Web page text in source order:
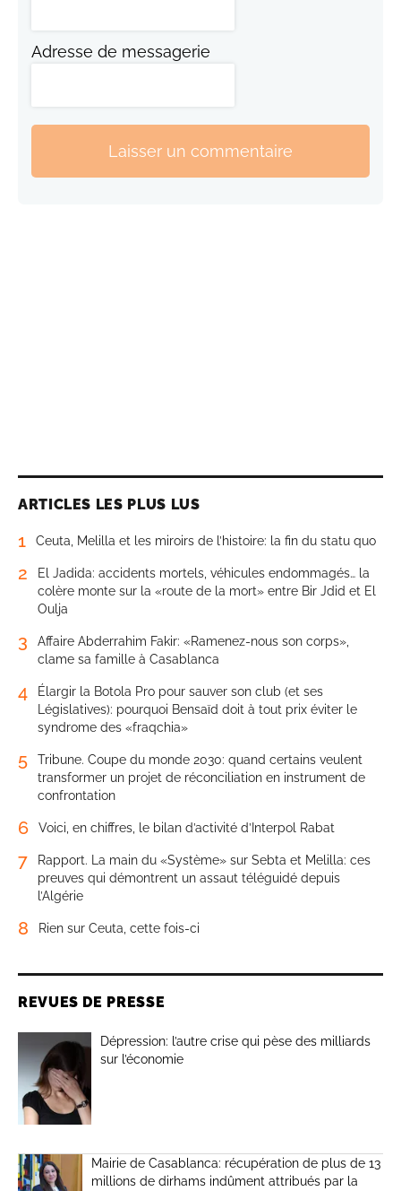
Adresse de messagerie
Laisser un commentaire
ARTICLES LES PLUS LUS
1 Ceuta, Melilla et les miroirs de l’histoire: la fin du statu quo
2
El Jadida: accidents mortels, véhicules endommagés… la
colère monte sur la «route de la mort» entre Bir Jdid et El
Oulja
3
Affaire Abderrahim Fakir: «Ramenez-nous son corps»,
clame sa famille à Casablanca
4
Élargir la Botola Pro pour sauver son club (et ses
Législatives): pourquoi Bensaïd doit à tout prix éviter le
syndrome des «fraqchia»
5
Tribune. Coupe du monde 2030: quand certains veulent
transformer un projet de réconciliation en instrument de
confrontation
6 Voici, en chiffres, le bilan d’activité d’Interpol Rabat
7
Rapport. La main du «Système» sur Sebta et Melilla: ces
preuves qui démontrent un assaut téléguidé depuis
l’Algérie
8 Rien sur Ceuta, cette fois-ci
REVUES DE PRESSE
Dépression: l’autre crise qui pèse des milliards
sur l’économie
Mairie de Casablanca: récupération de plus de 13
millions de dirhams indûment attribués par la